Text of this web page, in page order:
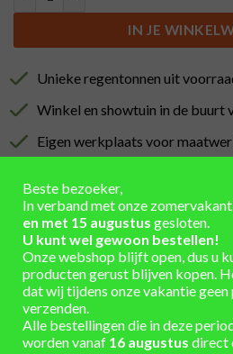
IN JE
Unieke regentonnen uit
Winkel en showtuin in de buurt
Eigen werkplaats voor
Verzending berekend in
AANVULLENDE INFORMATIE
Beste bezoeker,
In verband met onze
en met 15 augustus gesloten.
U kunt wel gewoon bestellen!
Onze webshop blijft open, dus u
producten gerust blijven kopen.
dat wij tijdens onze vakantie
verzenden.
Alle bestellingen die in deze
worden vanaf 16 augustus direct